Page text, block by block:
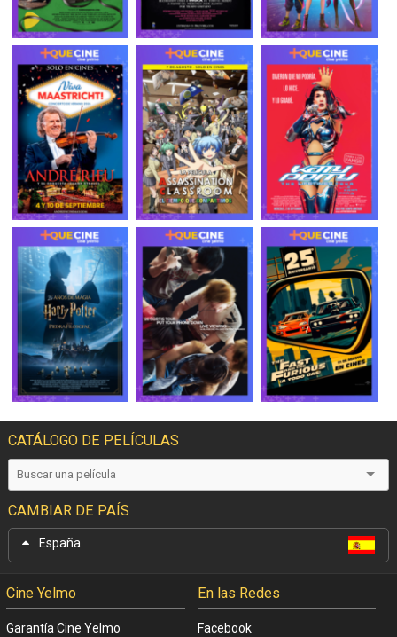
CATÁLOGO DE PELÍCULAS
CAMBIAR DE PAÍS
España
Cine Yelmo
Garantía Cine Yelmo
En las Redes
Facebook